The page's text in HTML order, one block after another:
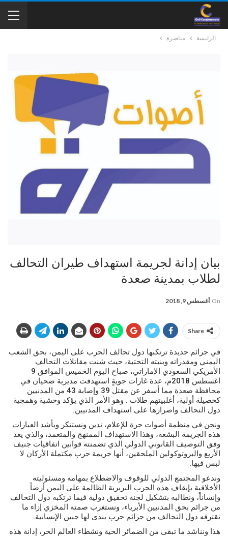
الرئيسة مناصرة
بيان إدانة لجريمة استهداف طيران التحالف
لطلاب بمدينة صعدة
On أغسطس 9, 2018
Share
في جرائم جديدة ترتكبها دول تحالف الحرب على اليمن، بحق الشعب
اليمني ومقدراته وبنيته التحتية، حيث شنت مقاتلات التحالف
الأمريكي السعودي الإماراتي، صباح اليوم الخميس الموافق 9
اغسطس 2018م، عدة غارات جويةٍ استهدفت مديرية ضحيان في
محافظة صعدة مما أسفر عن مقتل 39 وإصابة 43 من المدنيين
كحصيلة أولية، أغلبيتهم طلاب . وهو الأمر الذي يؤكد وحشية وهمجية
دول التحالف واصرارها على استهداف المدنيين.
ونحن في منظمة أصوات حرة للإعلام، ندين ونستنكر وبأشد العبارات
هذه الجريمة البشعة، وهذا الاستهداف الممنهج والمتعمد، والذي يعد
وفق التوصيف القانوني الدولي الذي تضمنته قوانين اتفاقيات جنيف
الأربع والبروتوكولين الملحقين، أنها جريمة حرب مكتملة الأركان لا
لبس فيها.
وندعو المجتمع الدولي للوقوف والاضطلاع بمهامه ومسئوليته
الأخلاقية بإيقاف هذه الحرب البربرية الظالمة على اليمن أرضاً
وإنساناً، ونطالبه بتشكيل لجنة تحقيق دولية فيما ترتكبه دول التحالف
من جرائم بحق المدنيين الأبرياء، ونستغرب صمته المخزي إزاء ما
تقترفه دول التحالف من جرائم حرب يندى لها جبين الإنسانية.
هذا ونناشد ما تبقى من الضمائر الحية ونشطاء العالم الحر، إدانة هذه